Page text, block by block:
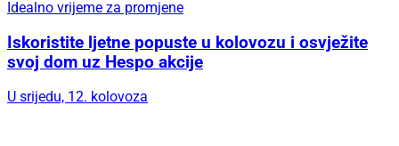
Idealno vrijeme za promjene
Iskoristite ljetne popuste u kolovozu i osvježite
svoj dom uz Hespo akcije
U srijedu, 12. kolovoza